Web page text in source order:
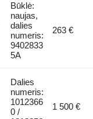
Būklė:
naujas,
dalies
numeris:
9402833
5A
263 €
Dalies
numeris:
1012366
0 /
1 500 €